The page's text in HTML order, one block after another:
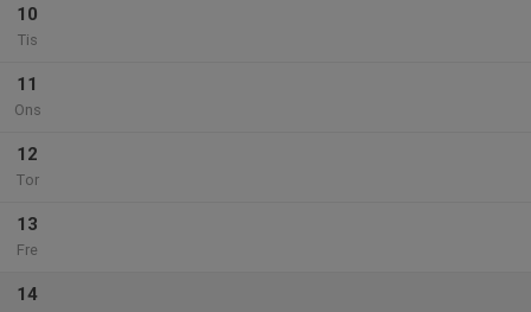
10
Tis
11
Ons
12
Tor
13
Fre
14